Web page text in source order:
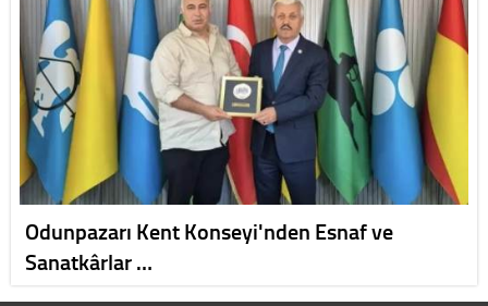
Odunpazarı Kent Konseyi'nden Esnaf ve
Sanatkârlar …